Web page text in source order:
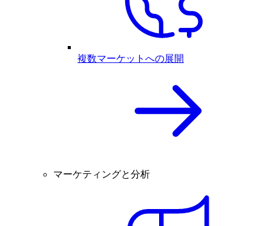
複数マーケットへの展開
マーケティングと分析